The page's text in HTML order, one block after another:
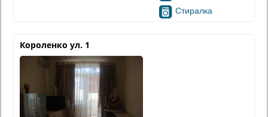
Стиралка
Короленко ул. 1